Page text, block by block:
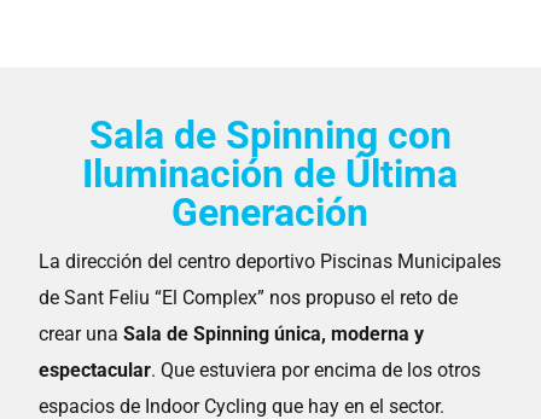
Sala de Spinning con
Iluminación de Última
Generación
La dirección del centro deportivo Piscinas Municipales
de Sant Feliu “El Complex” nos propuso el reto de
crear unaSala de Spinning única, moderna y
espectacular. Que estuviera por encima de los otros
espacios de Indoor Cycling que hay en el sector.